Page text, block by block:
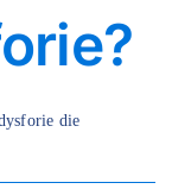
die